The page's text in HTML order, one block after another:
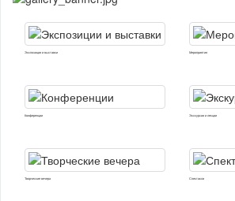
Экспозиции и выставки Мероприятия
Конференции Экскурсии и лекции
Творческие вечера Спектакли